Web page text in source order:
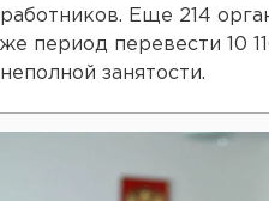
работников. Еще 214
же период перевести 10
неполной занятости.